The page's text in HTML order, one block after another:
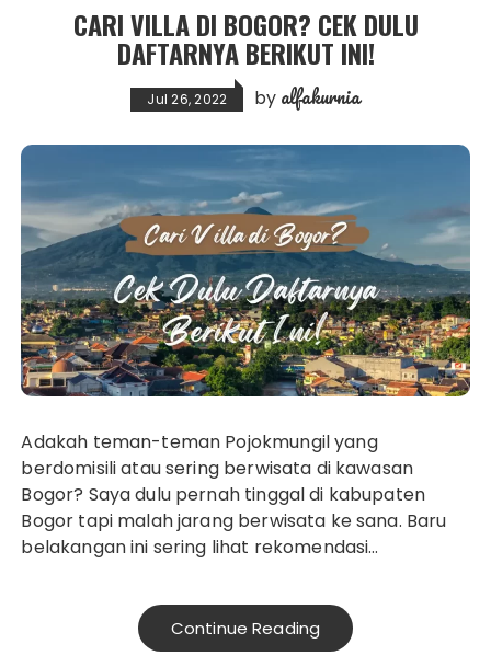
CARI VILLA DI BOGOR? CEK DULU
DAFTARNYA BERIKUT INI!
Jul 26, 2022 by alfakurnia
Adakah teman-teman Pojokmungil yang
berdomisili atau sering berwisata di kawasan
Bogor? Saya dulu pernah tinggal di kabupaten
Bogor tapi malah jarang berwisata ke sana. Baru
belakangan ini sering lihat rekomendasi…
Continue Reading